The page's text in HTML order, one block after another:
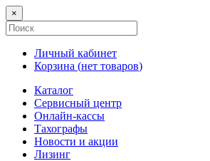
×
Личный кабинет
Корзина (нет товаров)
Каталог
Сервисный центр
Онлайн-кассы
Тахографы
Новости и акции
Лизинг